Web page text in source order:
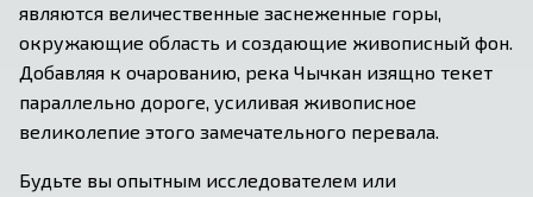
являются величественные заснеженные горы,
окружающие область и создающие живописный фон.
Добавляя к очарованию, река Чычкан изящно текет
параллельно дороге, усиливая живописное
великолепие этого замечательного перевала.
Будьте вы опытным исследователем или